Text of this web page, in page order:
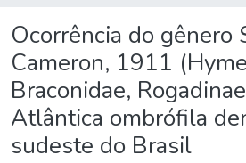
Ocorrência do gênero
Cameron, 1911
Braconidae,
Atlântica ombrófila
sudeste do Brasil